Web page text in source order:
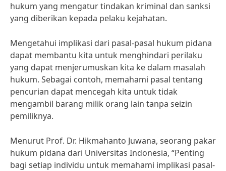
hukum yang mengatur tindakan kriminal dan sanksi
yang diberikan kepada pelaku kejahatan.
Mengetahui implikasi dari pasal-pasal hukum pidana
dapat membantu kita untuk menghindari perilaku
yang dapat menjerumuskan kita ke dalam masalah
hukum. Sebagai contoh, memahami pasal tentang
pencurian dapat mencegah kita untuk tidak
mengambil barang milik orang lain tanpa seizin
pemiliknya.
Menurut Prof. Dr. Hikmahanto Juwana, seorang pakar
hukum pidana dari Universitas Indonesia, “Penting
bagi setiap individu untuk memahami implikasi pasal-